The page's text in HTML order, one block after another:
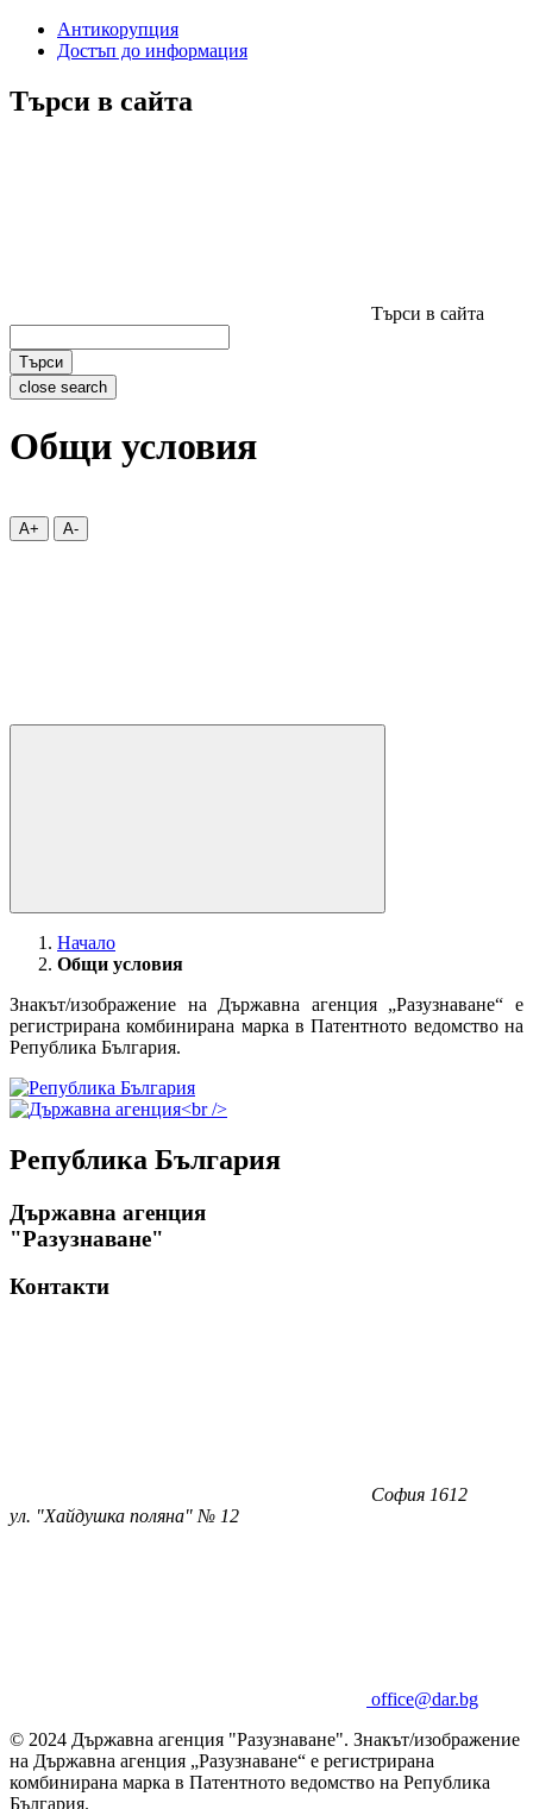
Антикорупция
Достъп до информация
Търси в сайта
Търси в сайта
Търси
close search
Общи условия
A+ A-
Начало
Общи условия
Знакът/изображение на Държавна агенция „Разузнаване“ е
регистрирана комбинирана марка в Патентното ведомство на
Република България.
Република България
Държавна агенция
"Разузнаване"
Контакти
София 1612
ул. "Хайдушка поляна" № 12
office@dar.bg
© 2024 Държавна агенция "Разузнаване". Знакът/изображение
на Държавна агенция „Разузнаване“ е регистрирана
комбинирана марка в Патентното ведомство на Република
България.